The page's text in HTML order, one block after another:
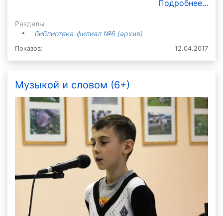
Подробнее...
Разделы
библиотека-филиал №6 (архив)
Показов: 12.04.2017
Музыкой и словом (6+)